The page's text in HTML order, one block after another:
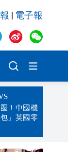
電子報
！中國機
」英國零